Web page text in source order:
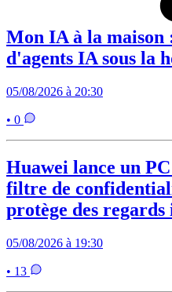
Mon IA à la maison
d'agents IA sous la
05/08/2026 à 20:30
• 0
Huawei lance un
filtre de
protège des
05/08/2026 à 19:30
• 13